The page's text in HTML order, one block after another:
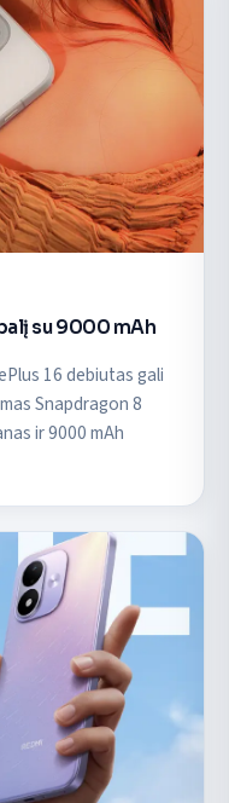
su 9000 mAh
16 debiutas gali
Snapdragon 8
ir 9000 mAh